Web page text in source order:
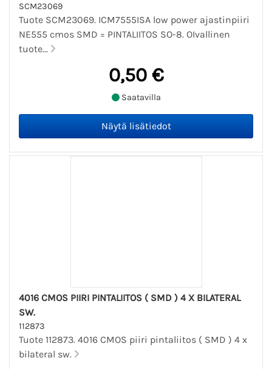
SCM23069
Tuote SCM23069. ICM7555ISA low power ajastinpiiri
NE555 cmos SMD = PINTALIITOS SO-8. OIvallinen
tuote...
0,50 €
Saatavilla
4016 CMOS PIIRI PINTALIITOS ( SMD ) 4 X BILATERAL
SW.
112873
Tuote 112873. 4016 CMOS piiri pintaliitos ( SMD ) 4 x
bilateral sw.